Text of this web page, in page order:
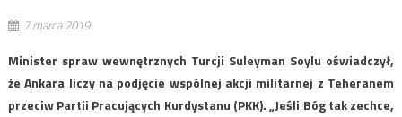
7 marca 2019
Minister spraw wewnętrznych Turcji Suleyman Soylu oświadczył,
że Ankara liczy na podjęcie wspólnej akcji militarnej z Teheranem
przeciw Partii Pracujących Kurdystanu (PKK). „Jeśli Bóg tak zechce,